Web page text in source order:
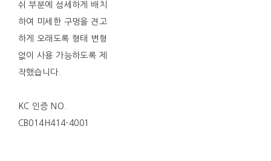
쉬 부분에 섬세하게 배치
하여 미세한 구멍을 견고
하게 오래도록 형태 변형
없이 사용 가능하도록 제
작했습니다.
KC 인증 NO.
CB014H414-4001